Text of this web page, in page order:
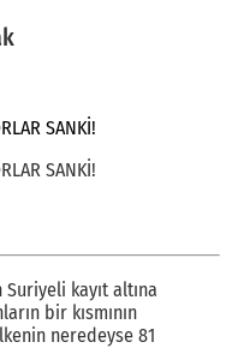
SANKİ!
SANKİ!
kayıt altına
bir kısmının
neredeyse 81